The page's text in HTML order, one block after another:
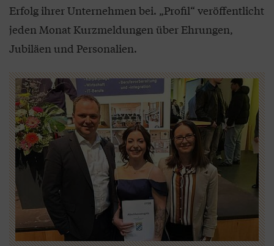
Erfolg ihrer Unternehmen bei. „Profil“ veröffentlicht
jeden Monat Kurzmeldungen über Ehrungen,
Jubiläen und Personalien.